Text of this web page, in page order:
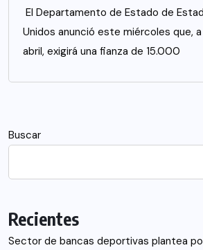
El Departamento de Estado de
Unidos anunció este miércoles que,
abril, exigirá una fianza de 15.000
Buscar
Recientes
Sector de bancas deportivas plantea